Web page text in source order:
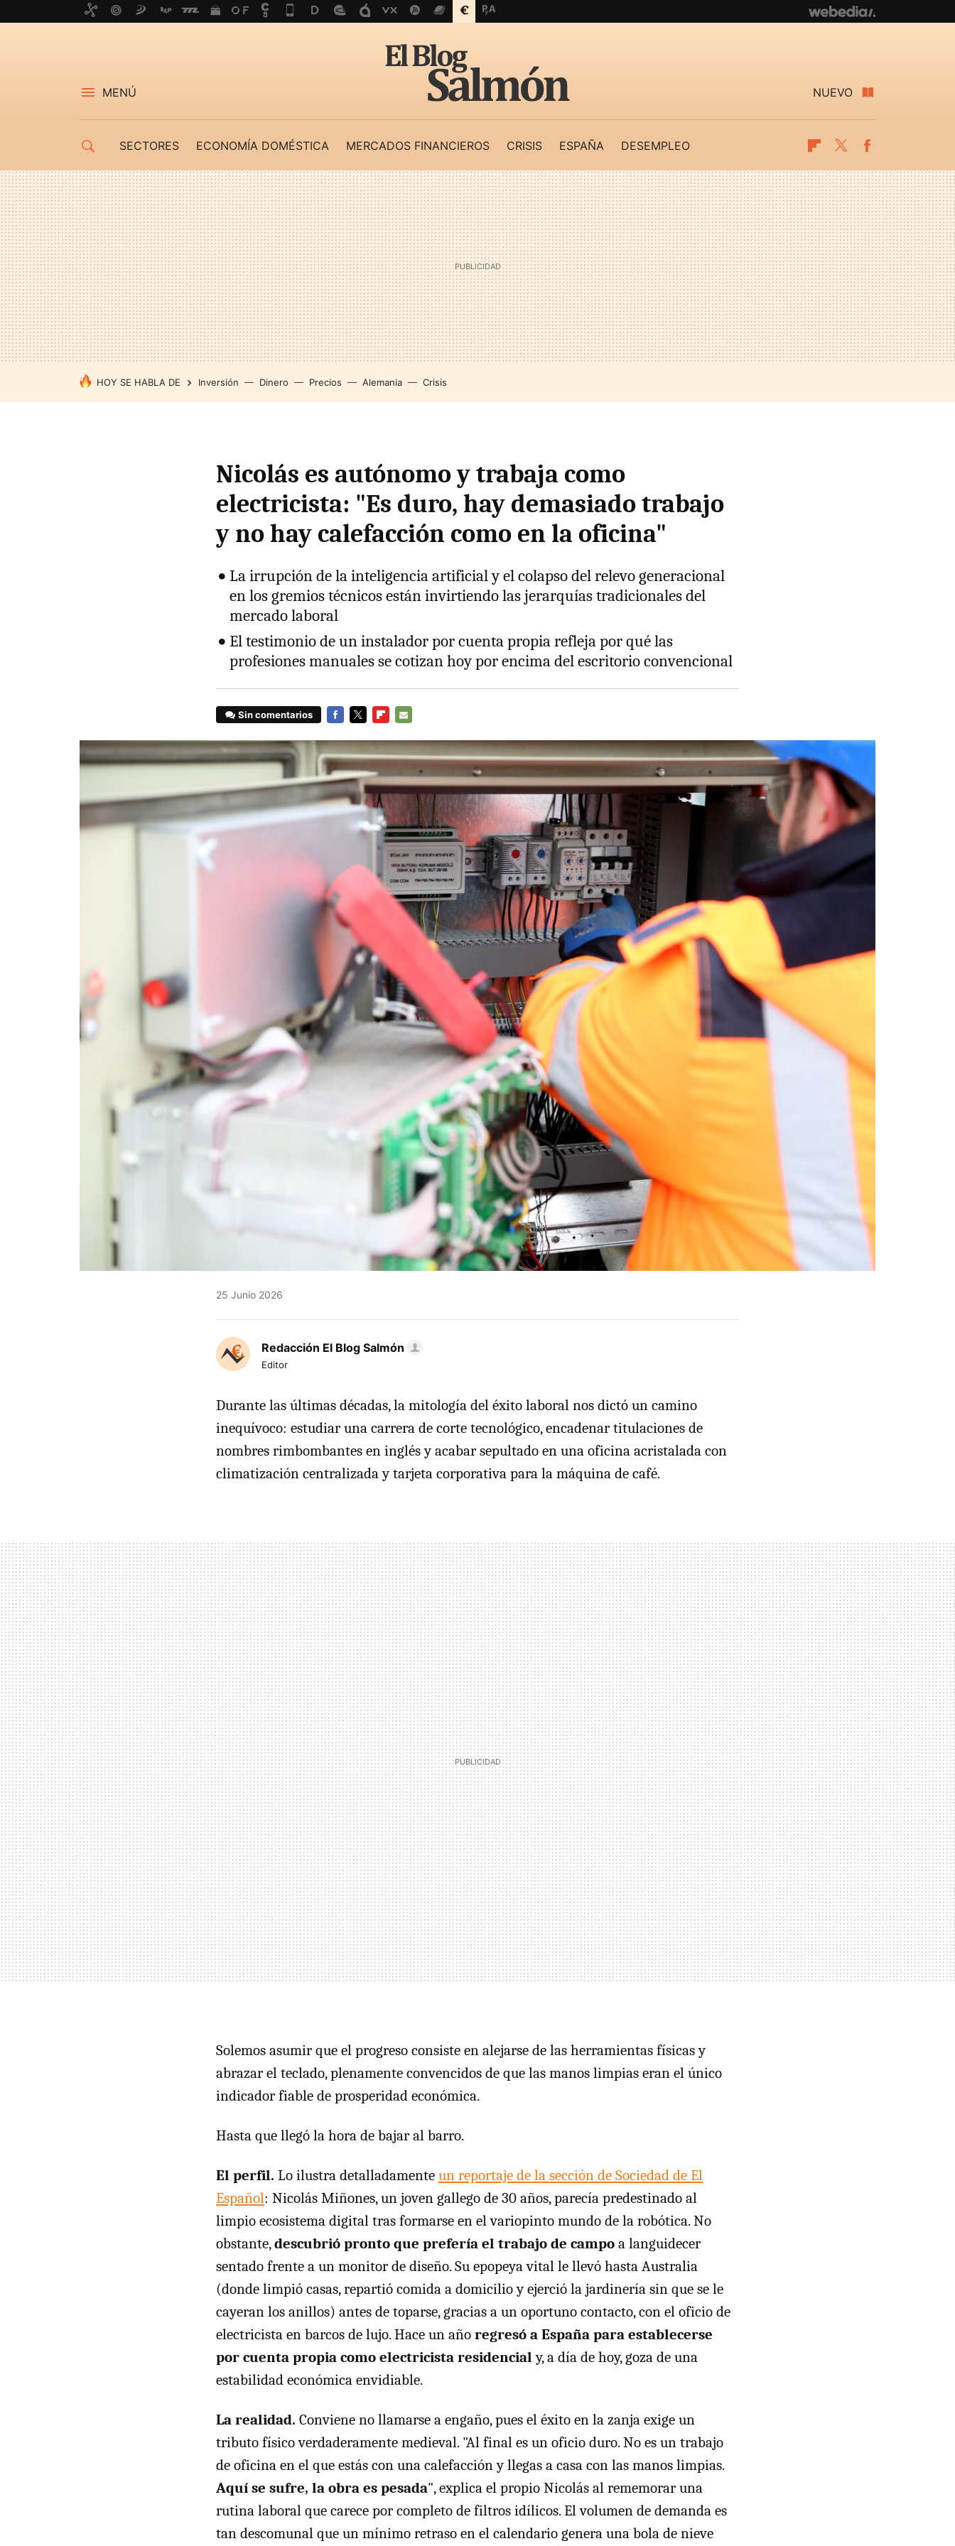
MENÚ NUEVO
SECTORES ECONOMÍA DOMÉSTICA MERCADOS FINANCIEROS CRISIS ESPAÑA DESEMPLEO Flipboard
Twitter
HOY SE HABLA DE Inversión Dinero Precios Alemania Crisis
Nicolás es autónomo y trabaja como
electricista: "Es duro, hay demasiado trabajo
y no hay calefacción como en la oficina"
La irrupción de la inteligencia artificial y el colapso del relevo generacional
en los gremios técnicos están invirtiendo las jerarquías tradicionales del
mercado laboral
El testimonio de un instalador por cuenta propia refleja por qué las
profesiones manuales se cotizan hoy por encima del escritorio convencional
Sin comentarios
MAIL
25 Junio 2026
Redacción El Blog Salmón
Editor
Durante las últimas décadas, la mitología del éxito laboral nos dictó un camino
inequívoco: estudiar una carrera de corte tecnológico, encadenar titulaciones de
nombres rimbombantes en inglés y acabar sepultado en una oficina acristalada con
climatización centralizada y tarjeta corporativa para la máquina de café.
Solemos asumir que el progreso consiste en alejarse de las herramientas físicas y
abrazar el teclado, plenamente convencidos de que las manos limpias eran el único
indicador fiable de prosperidad económica.
Hasta que llegó la hora de bajar al barro.
El perfil. Lo ilustra detalladamente un reportaje de la sección de Sociedad de El
Español: Nicolás Miñones, un joven gallego de 30 años, parecía predestinado al
limpio ecosistema digital tras formarse en el variopinto mundo de la robótica. No
obstante,descubrió pronto que prefería el trabajo de campo a languidecer
sentado frente a un monitor de diseño. Su epopeya vital le llevó hasta Australia
(donde limpió casas, repartió comida a domicilio y ejerció la jardinería sin que se le
cayeran los anillos) antes de toparse, gracias a un oportuno contacto, con el oficio de
electricista en barcos de lujo. Hace un año regresó a España para establecerse
por cuenta propia como electricista residencial y, a día de hoy, goza de una
estabilidad económica envidiable.
La realidad. Conviene no llamarse a engaño, pues el éxito en la zanja exige un
tributo físico verdaderamente medieval. "Al final es un oficio duro. No es un trabajo
de oficina en el que estás con una calefacción y llegas a casa con las manos limpias.
Aquí se sufre, la obra es pesada", explica el propio Nicolás al rememorar una
rutina laboral que carece por completo de filtros idílicos. El volumen de demanda es
tan descomunal que un mínimo retraso en el calendario genera una bola de nieve